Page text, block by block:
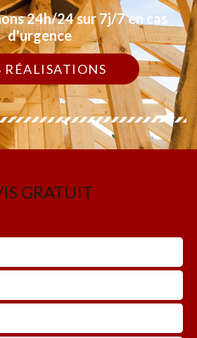
24h/24 sur 7j/7 en cas
d'urgence
RÉALISATIONS
GRATUIT